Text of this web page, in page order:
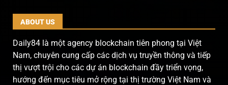
ABOUT US
Daily84 là một agency blockchain tiên phong tại Việt
Nam, chuyên cung cấp các dịch vụ truyền thông và tiếp
thị vượt trội cho các dự án blockchain đầy triển vọng,
hướng đến mục tiêu mở rộng tại thị trường Việt Nam và